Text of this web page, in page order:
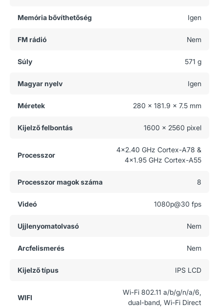
Memória bővíthetőség Igen
FM rádió Nem
Súly 571 g
Magyar nyelv Igen
Méretek 280 x 181.9 x 7.5 mm
Kijelző felbontás 1600 x 2560 pixel
Processzor
4x2.40 GHz Cortex-A78 &
4x1.95 GHz Cortex-A55
Processzor magok száma 8
Videó 1080p@30 fps
Ujjlenyomatolvasó Nem
Arcfelismerés Nem
Kijelző típus IPS LCD
WIFI
Wi-Fi 802.11 a/b/g/n/a/6,
dual-band, Wi-Fi Direct